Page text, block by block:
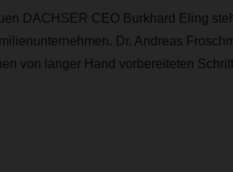
DACHSER CEO Burkhard Eling
Dr. Andreas
von langer Hand vorbereiteten